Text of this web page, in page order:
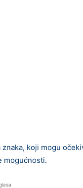
koji mogu
mogućnosti.